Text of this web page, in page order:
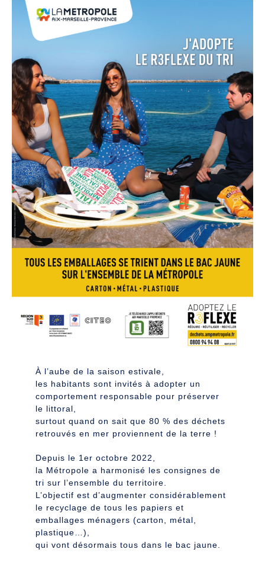
À l’aube de la saison estivale,
les habitants sont invités à adopter un
comportement responsable pour préserver
le littoral,
surtout quand on sait que 80 % des déchets
retrouvés en mer proviennent de la terre !
Depuis le 1er octobre 2022,
la Métropole a harmonisé les consignes de
tri sur l’ensemble du territoire.
L’objectif est d’augmenter considérablement
le recyclage de tous les papiers et
emballages ménagers (carton, métal,
plastique…),
qui vont désormais tous dans le bac jaune.